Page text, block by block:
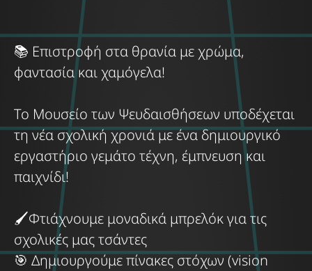
📚 Επιστροφή στα θρανία με χρώμα,
φαντασία και χαμόγελα!
Το Μουσείο των Ψευδαισθήσεων υποδέχεται
τη νέα σχολική χρονιά με ένα δημιουργικό
εργαστήριο γεμάτο τέχνη, έμπνευση και
παιχνίδι!
🖌️Φτιάχνουμε μοναδικά μπρελόκ για τις
σχολικές μας τσάντες
🎯 Δημιουργούμε πίνακες στόχων (vision